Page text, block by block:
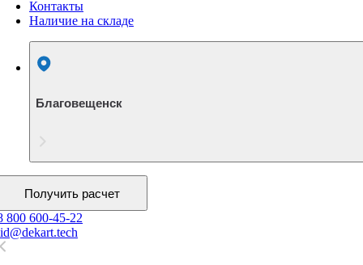
Контакты
Наличие на складе
Благовещенск
Получить расчет
800 600-45-22